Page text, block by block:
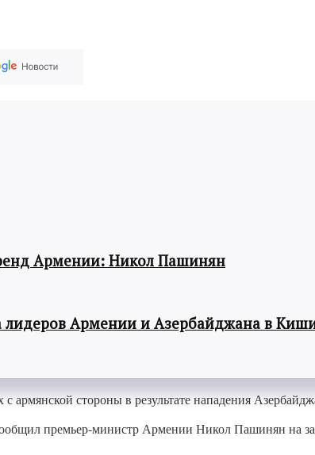
Армении: Никол Пашинян
Армении и Азербайджана в
армянской стороны в результате нападения
премьер-министр Армении Никол Пашинян на